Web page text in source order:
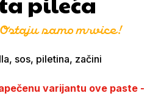
samo mrvice!
sos, piletina, začini
varijantu ove paste -